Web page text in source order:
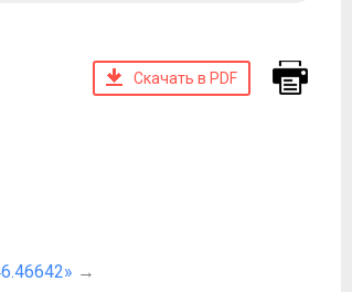
Скачать в PDF
→